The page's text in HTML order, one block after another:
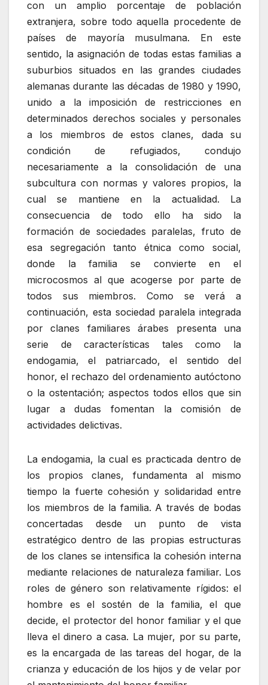
con un amplio porcentaje de población
extranjera, sobre todo aquella procedente de
países de mayoría musulmana. En este
sentido, la asignación de todas estas familias a
suburbios situados en las grandes ciudades
alemanas durante las décadas de 1980 y 1990,
unido a la imposición de restricciones en
determinados derechos sociales y personales
a los miembros de estos clanes, dada su
condición de refugiados, condujo
necesariamente a la consolidación de una
subcultura con normas y valores propios, la
cual se mantiene en la actualidad. La
consecuencia de todo ello ha sido la
formación de sociedades paralelas, fruto de
esa segregación tanto étnica como social,
donde la familia se convierte en el
microcosmos al que acogerse por parte de
todos sus miembros. Como se verá a
continuación, esta sociedad paralela integrada
por clanes familiares árabes presenta una
serie de características tales como la
endogamia, el patriarcado, el sentido del
honor, el rechazo del ordenamiento autóctono
o la ostentación; aspectos todos ellos que sin
lugar a dudas fomentan la comisión de
actividades delictivas.
La endogamia, la cual es practicada dentro de
los propios clanes, fundamenta al mismo
tiempo la fuerte cohesión y solidaridad entre
los miembros de la familia. A través de bodas
concertadas desde un punto de vista
estratégico dentro de las propias estructuras
de los clanes se intensifica la cohesión interna
mediante relaciones de naturaleza familiar. Los
roles de género son relativamente rígidos: el
hombre es el sostén de la familia, el que
decide, el protector del honor familiar y el que
lleva el dinero a casa. La mujer, por su parte,
es la encargada de las tareas del hogar, de la
crianza y educación de los hijos y de velar por